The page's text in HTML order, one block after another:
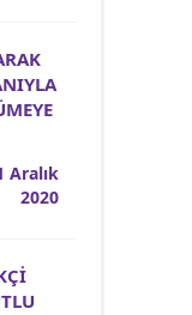
Aralık
2020